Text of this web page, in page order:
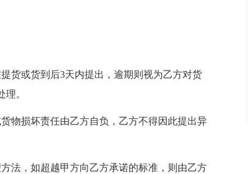
货或货到后3天内提出，逾期则视为乙方对货
。
物损坏责任由乙方自负，乙方不得因此提出异
法，如超越甲方向乙方承诺的标准，则由乙方